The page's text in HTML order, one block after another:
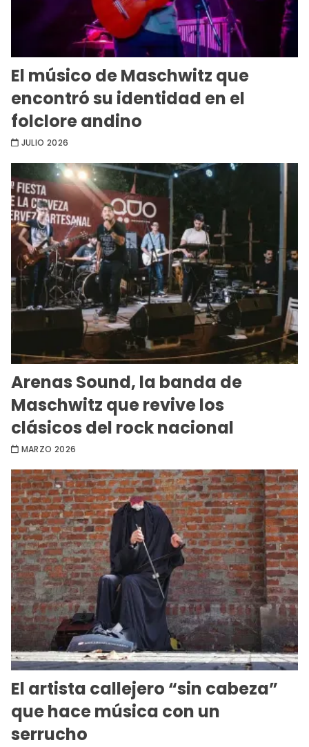
El músico de Maschwitz que
encontró su identidad en el
folclore andino
JULIO 2026
Arenas Sound, la banda de
Maschwitz que revive los
clásicos del rock nacional
MARZO 2026
El artista callejero “sin cabeza”
que hace música con un
serrucho